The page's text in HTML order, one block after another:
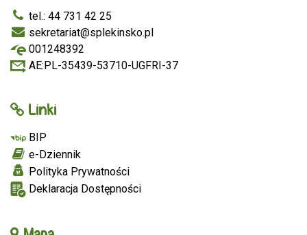
tel.: 44 731 42 25
sekretariat@splekinsko.pl
001248392
AE:PL-35439-53710-UGFRI-37
Linki
BIP
e-Dziennik
Polityka Prywatności
Deklaracja Dostępności